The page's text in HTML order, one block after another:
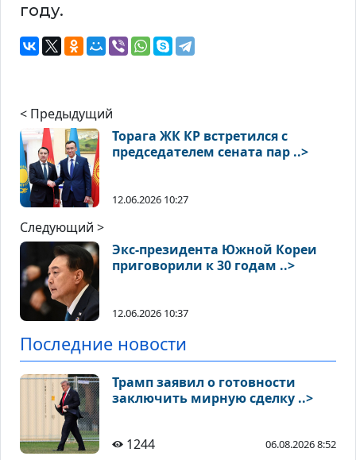
году.
< Предыдущий
Торага ЖК КР встретился с
председателем сената пар ..>
12.06.2026 10:27
Следующий >
Экс-президента Южной Кореи
приговорили к 30 годам ..>
12.06.2026 10:37
Последние новости
Трамп заявил о готовности
заключить мирную сделку ..>
1244 06.08.2026 8:52